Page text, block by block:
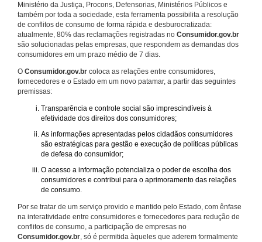
Ministério da Justiça, Procons, Defensorias, Ministérios Públicos e
também por toda a sociedade, esta ferramenta possibilita a resolução
de conflitos de consumo de forma rápida e desburocratizada:
atualmente, 80% das reclamações registradas no Consumidor.gov.br
são solucionadas pelas empresas, que respondem as demandas dos
consumidores em um prazo médio de 7 dias.
O Consumidor.gov.br coloca as relações entre consumidores,
fornecedores e o Estado em um novo patamar, a partir das seguintes
premissas:
Transparência e controle social são imprescindíveis à
efetividade dos direitos dos consumidores;
As informações apresentadas pelos cidadãos consumidores
são estratégicas para gestão e execução de políticas públicas
de defesa do consumidor;
O acesso a informação potencializa o poder de escolha dos
consumidores e contribui para o aprimoramento das relações
de consumo.
Por se tratar de um serviço provido e mantido pelo Estado, com ênfase
na interatividade entre consumidores e fornecedores para redução de
conflitos de consumo, a participação de empresas no
Consumidor.gov.br, só é permitida àqueles que aderem formalmente